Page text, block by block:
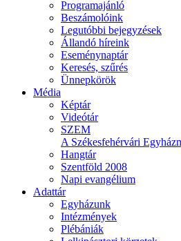
Programajánló
Beszámolóink
Legutóbbi bejegyzések
Állandó híreink
Eseménynaptár
Keresés, szűrés
Ünnepkörök
Média
Képtár
Videótár
SZEM
A Székesfehérvári
Hangtár
Szentföld 2008
Napi evangélium
Adattár
Egyházunk
Intézmények
Plébániák